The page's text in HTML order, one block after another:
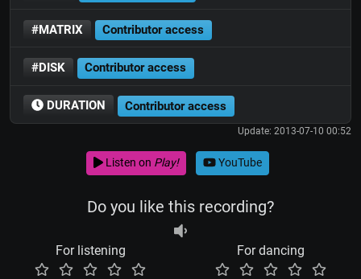
#MATRIX Contributor access
#DISK Contributor access
DURATION Contributor access
Update: 2013-07-10 00:52
Listen on Play! YouTube
Do you like this recording?
For listening For dancing